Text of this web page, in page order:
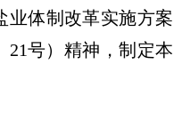
业体制改革实施方案
21号）精神，制定本